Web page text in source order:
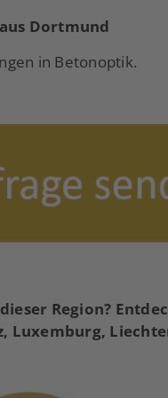
Dortmund
in Betonoptik.
Region?
Luxemburg,